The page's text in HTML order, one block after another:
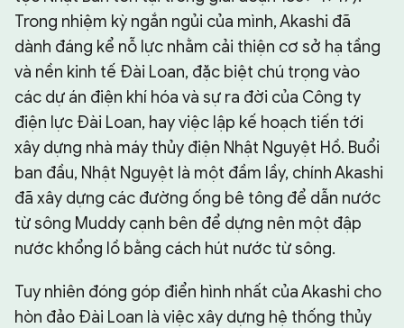
Trong nhiệm kỳ ngắn ngủi của mình, Akashi đã
dành đáng kể nỗ lực nhằm cải thiện cơ sở hạ tầng
và nền kinh tế Đài Loan, đặc biệt chú trọng vào
các dự án điện khí hóa và sự ra đời của Công ty
điện lực Đài Loan, hay việc lập kế hoạch tiến tới
xây dựng nhà máy thủy điện Nhật Nguyệt Hồ. Buổi
ban đầu, Nhật Nguyệt là một đầm lầy, chính Akashi
đã xây dựng các đường ống bê tông để dẫn nước
từ sông Muddy cạnh bên để dựng nên một đập
nước khổng lồ bằng cách hút nước từ sông.
Tuy nhiên đóng góp điển hình nhất của Akashi cho
hòn đảo Đài Loan là việc xây dựng hệ thống thủy